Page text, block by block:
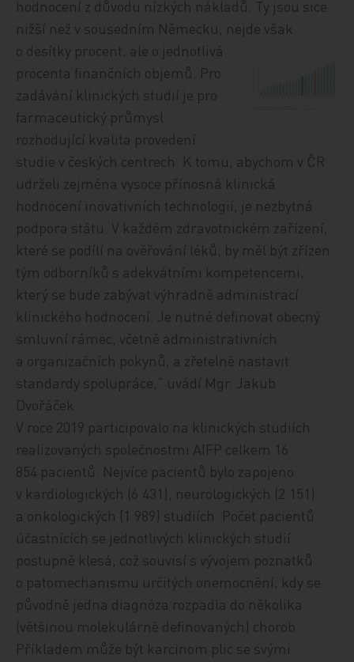
hodnocení z důvodu nízkých nákladů. Ty jsou sice
nižší než v sousedním Německu, nejde však
o desítky procent, ale o jednotlivá
procenta finančních objemů. Pro
zadávání klinických studií je pro
farmaceutický průmysl
rozhodující kvalita provedení
studie v českých centrech. K tomu, abychom v ČR
udrželi zejména vysoce přínosná klinická
hodnocení inovativních technologií, je nezbytná
podpora státu. V každém zdravotnickém zařízení,
které se podílí na ověřování léků, by měl být zřízen
tým odborníků s adekvátními kompetencemi,
který se bude zabývat výhradně administrací
klinického hodnocení. Je nutné definovat obecný
smluvní rámec, včetně administrativních
a organizačních pokynů, a zřetelně nastavit
standardy spolupráce,“ uvádí Mgr. Jakub
Dvořáček.
V roce 2019 participovalo na klinických studiích
realizovaných společnostmi AIFP celkem 16
854 pacientů. Nejvíce pacientů bylo zapojeno
v kardiologických (6 431), neurologických (2 151)
a onkologických (1 989) studiích. Počet pacientů
účastnících se jednotlivých klinických studií
postupně klesá, což souvisí s vývojem poznatků
o patomechanismu určitých onemocnění, kdy se
původně jedna diagnóza rozpadla do několika
(většinou molekulárně definovaných) chorob.
Příkladem může být karcinom plic se svými